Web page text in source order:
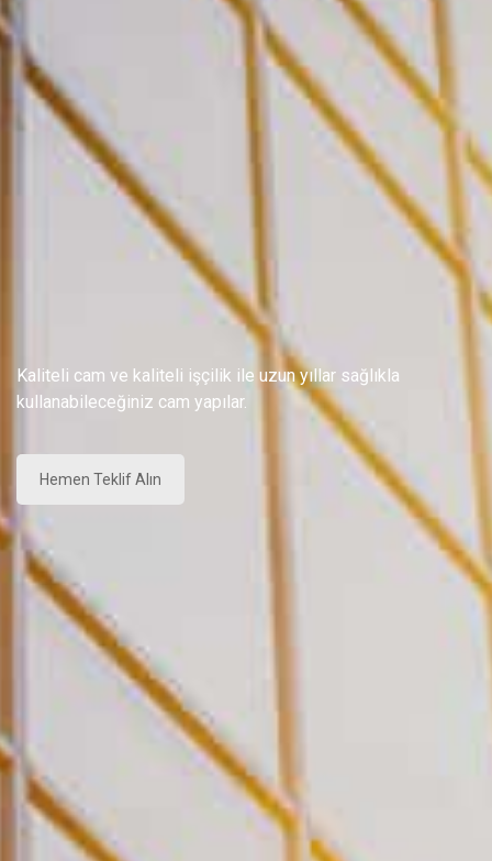
Kaliteli cam ve kaliteli işçilik ile uzun yıllar sağlıkla
kullanabileceğiniz cam yapılar.
Hemen Teklif Alın